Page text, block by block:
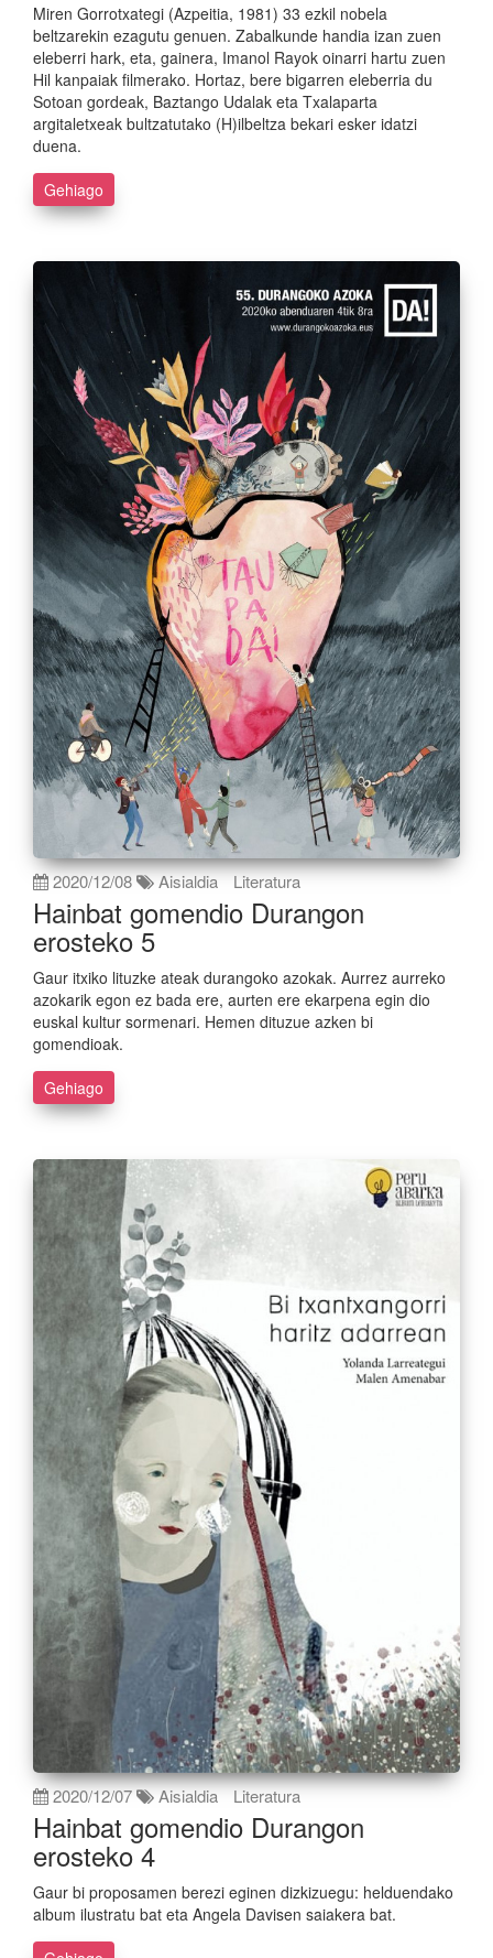
Miren Gorrotxategi (Azpeitia, 1981) 33 ezkil nobela
beltzarekin ezagutu genuen. Zabalkunde handia izan zuen
eleberri hark, eta, gainera, Imanol Rayok oinarri hartu zuen
Hil kanpaiak filmerako. Hortaz, bere bigarren eleberria du
Sotoan gordeak, Baztango Udalak eta Txalaparta
argitaletxeak bultzatutako (H)ilbeltza bekari esker idatzi
duena.
Gehiago
2020/12/08 Aisialdia Literatura
Hainbat gomendio Durangon
erosteko 5
Gaur itxiko lituzke ateak durangoko azokak. Aurrez aurreko
azokarik egon ez bada ere, aurten ere ekarpena egin dio
euskal kultur sormenari. Hemen dituzue azken bi
gomendioak.
Gehiago
2020/12/07 Aisialdia Literatura
Hainbat gomendio Durangon
erosteko 4
Gaur bi proposamen berezi eginen dizkizuegu: helduendako
album ilustratu bat eta Angela Davisen saiakera bat.